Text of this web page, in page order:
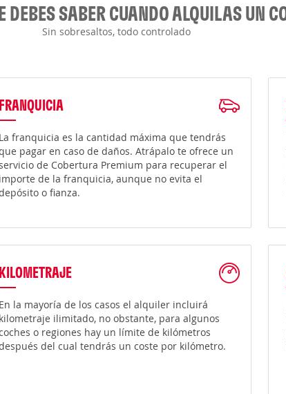
DEBES SABER CUANDO ALQUILAS UN
Sin sobresaltos, todo controlado
FRANQUICIA
La franquicia es la cantidad máxima que tendrás
pagar en caso de daños. Atrápalo te ofrece un
de Cobertura Premium para recuperar el
importe de la franquicia, aunque no evita el
o fianza.
KILOMETRAJE
En la mayoría de los casos el alquiler incluirá
kilometraje ilimitado, no obstante, para algunos
o regiones hay un límite de kilómetros
del cual tendrás un coste por kilómetro.